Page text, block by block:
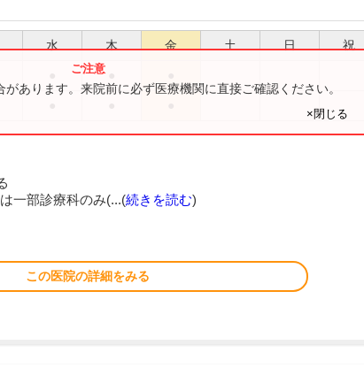
水 木 金 土 日 祝
あります。来院前に必ず医療機関に直接ご確認ください。
×閉じる
一部診療科のみ(...(続きを読む)
この医院の詳細をみる